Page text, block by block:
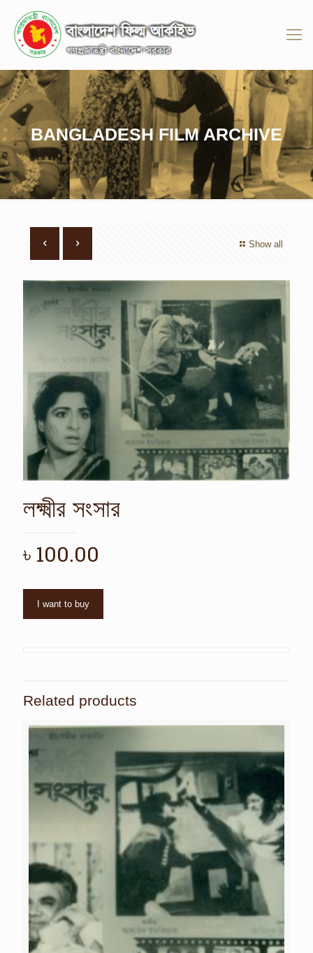
BANGLADESH FILM ARCHIVE
Show all
লক্ষ্মীর সংসার
৳ 100.00
I want to buy
Related products